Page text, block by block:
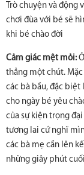
Trò chuyện và động
chơi đùa với bé sẽ
khi bé chào đời
Cảm giác mệt mỏi:
thẳng một chút.
các bà bầu, đặc biệt
cho ngày bé yêu
của sự kiện trọng
tương lai cứ nghĩ
các bà mẹ cần lên
những giây phút